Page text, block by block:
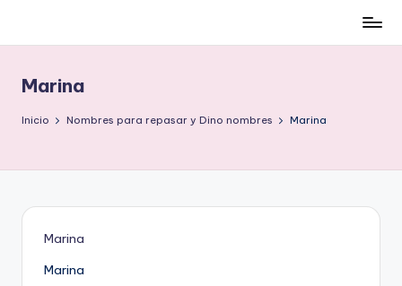
contenido
low-
cost
y
Marina
Inicio Nombres para repasar y Dino nombres Marina
Marina
Marina